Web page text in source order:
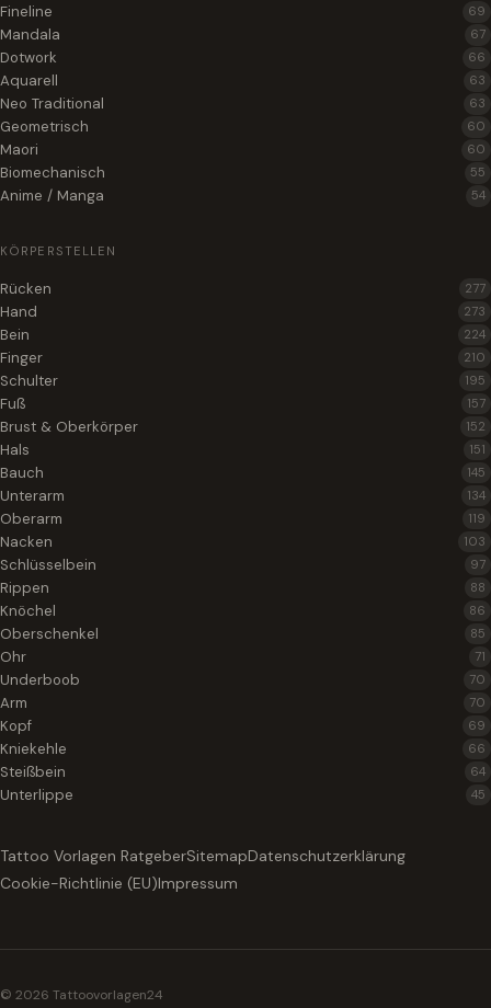
Fineline 69
Mandala 67
Dotwork 66
Aquarell 63
Neo Traditional 63
Geometrisch 60
Maori 60
Biomechanisch 55
Anime / Manga 54
KÖRPERSTELLEN
Rücken 277
Hand 273
Bein 224
Finger 210
Schulter 195
Fuß 157
Brust & Oberkörper 152
Hals 151
Bauch 145
Unterarm 134
Oberarm 119
Nacken 103
Schlüsselbein 97
Rippen 88
Knöchel 86
Oberschenkel 85
Ohr 71
Underboob 70
Arm 70
Kopf 69
Kniekehle 66
Steißbein 64
Unterlippe 45
Tattoo Vorlagen RatgeberSitemapDatenschutzerklärung
Cookie-Richtlinie (EU)Impressum
© 2026 Tattoovorlagen24